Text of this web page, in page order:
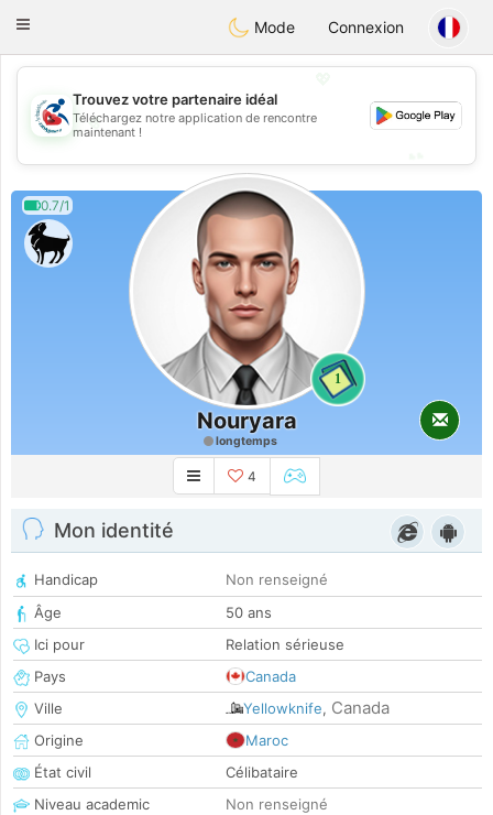
Handi Space
Toggle
Mode Connexion
💖
💕
Trouvez votre partenaire idéal
Téléchargez notre application de rencontre
maintenant !
0.7/1
1
Nouryara
longtemps
4
Mon identité
Handicap
Non renseigné
Âge
50 ans
Ici pour
Relation sérieuse
Pays
Canada
Ville
Yellowknife, Canada
Origine
Maroc
État civil
Célibataire
Niveau academic
Non renseigné